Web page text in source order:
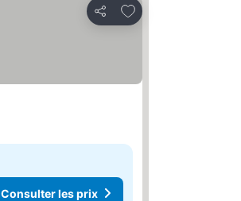
Partager
Ajouter à mes favoris
Consulter les prix